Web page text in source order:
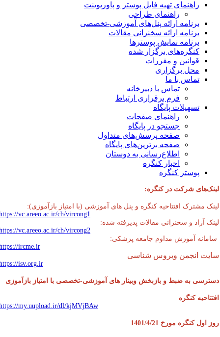
راهنمای تهیه فایل پوستر و پاورپوینت
راهنمای طراحی
برنامه ارائه پنل‌های آموزشی-تخصصی
برنامه ارائه سخنرانی مقالات
برنامه نمایش پوسترها
کنگره‌های برگزار شده
قوانین و مقررات
محل برگزاری
تماس با ما
تماس با دبیرخانه
فرم برقراری ارتباط
تسهیلات پایگاه
راهنمای صفحات
جستجو در پایگاه
صفحه پرسش‌های متداول
صفحه برترین‌های پایگاه
اطلاع‌رسانی به دوستان
اخبار کنگره
پوستر کنگره
شرکت در کنگره:
مشترک افتتاحیه کنگره و پنل های آموزشی (با امتیاز بازآموزی):
https://vc.areeo.ac.ir/ch/vircong1
آزاد و سخنرانی مقالات پذیرفته شده:
https://vc.areeo.ac.ir/ch/vircong2
آموزش مداوم جامعه پزشکی:
https://ircme.ir
انجمن ویروس شناسی
https://isv.org.ir
به ضبط و بازبخش وبینار های آموزشی-تخصصی با امتیاز بازآموزی
کنگره
https://my.uupload.ir/dl/kjMVjBAw
اول کنگره مورخ 1401/4/21